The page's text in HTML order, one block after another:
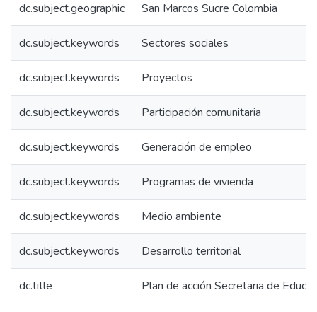
dc.subject.geographic San Marcos Sucre Colombia
dc.subject.keywords Sectores sociales
dc.subject.keywords Proyectos
dc.subject.keywords Participación comunitaria
dc.subject.keywords Generación de empleo
dc.subject.keywords Programas de vivienda
dc.subject.keywords Medio ambiente
dc.subject.keywords Desarrollo territorial
dc.title Plan de acción Secretaria de